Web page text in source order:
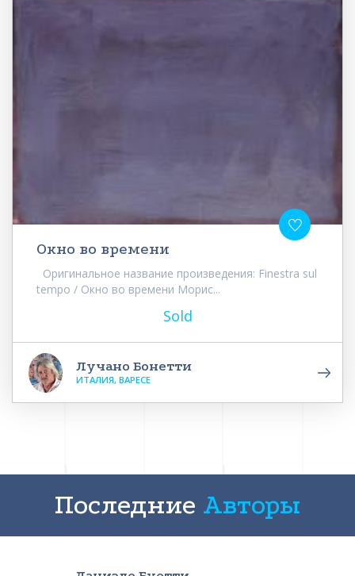
Окно во времени
Оригинальное название произведения: Finestra sul
tempo / Окно во времени Морис...
Sold
Лучано Бонетти
ИТАЛИЯ, ВАРЕСЕ
Последние Авторы